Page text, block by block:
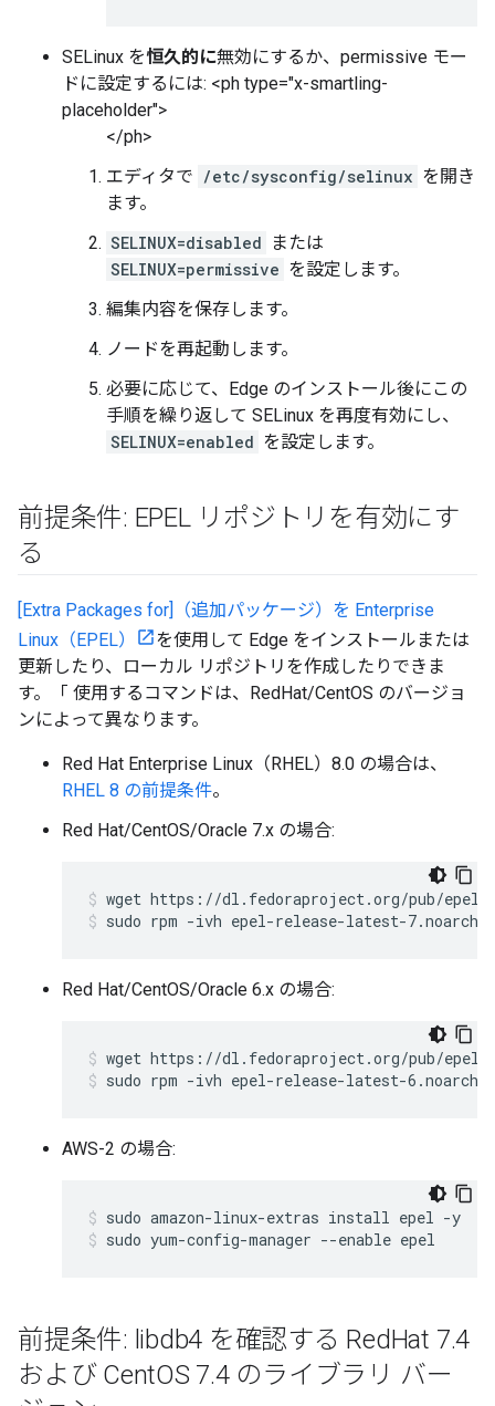
SELinux を恒久的に無効にするか、permissive モー
ドに設定するには: <ph type="x-smartling-
placeholder">
</ph>
エディタで /etc/sysconfig/selinux を開き
ます。
SELINUX=disabled
または
SELINUX=permissive を設定します。
編集内容を保存します。
ノードを再起動します。
必要に応じて、Edge のインストール後にこの
手順を繰り返して SELinux を再度有効にし、
SELINUX=enabled を設定します。
前提条件: EPEL リポジトリを有効にす
る
[Extra Packages for]（追加パッケージ）を Enterprise
Linux（EPEL）
を使用して Edge をインストールまたは
更新したり、ローカル リポジトリを作成したりできま
す。「 使用するコマンドは、RedHat/CentOS のバージョ
ンによって異なります。
Red Hat Enterprise Linux（RHEL）8.0 の場合は、
RHEL 8 の前提条件。
Red Hat/CentOS/Oracle 7.x の場合:
sudo rpm -ivh epel-release-latest-
Red Hat/CentOS/Oracle 6.x の場合:
sudo rpm -ivh epel-release-latest-
AWS-2 の場合:
sudo yum-config-manager --enable epel
前提条件: libdb4 を確認する RedHat 7.4
および CentOS 7.4 のライブラリ バー